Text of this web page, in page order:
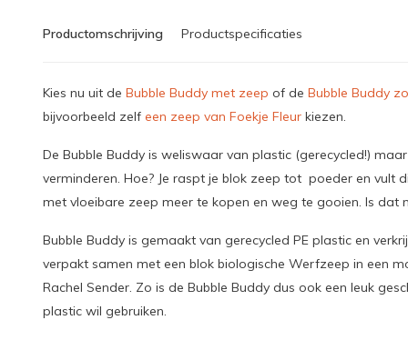
Productomschrijving Productspecificaties
Kies nu uit de Bubble Buddy met zeep of de Bubble Buddy
bijvoorbeeld zelf een zeep van Foekje Fleur kiezen.
De Bubble Buddy is weliswaar van plastic (gerecycled!)
verminderen. Hoe? Je raspt je blok zeep tot poeder en vult
met vloeibare zeep meer te kopen en weg te gooien. Is dat
Bubble Buddy is gemaakt van gerecycled PE plastic en
verpakt samen met een blok biologische Werfzeep in een
Rachel Sender. Zo is de Bubble Buddy dus ook een leuk
plastic wil gebruiken.